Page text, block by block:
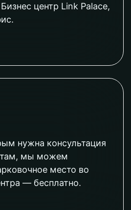
центр Link Palace,
нужна консультация
мы можем
место во
— бесплатно.